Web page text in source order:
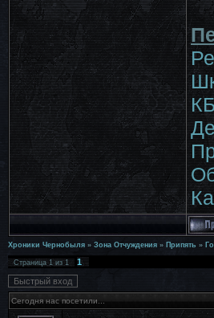
Хроники Чернобыля » Зона Отчуждения » Припять »
Страница1из1 1
Сегодня нас посетили...